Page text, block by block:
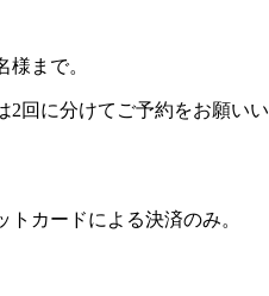
様まで。
2回に分けてご予約をお願いい
トカードによる決済のみ。